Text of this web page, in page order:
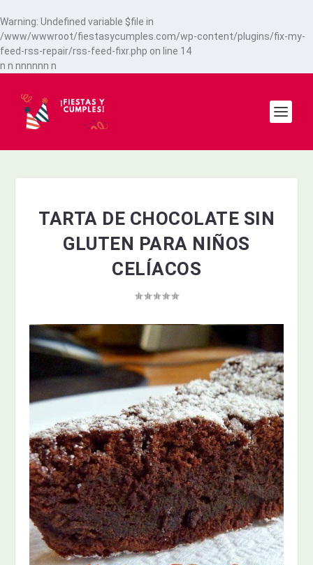
Warning: Undefined variable $file in
/www/wwwroot/fiestasycumples.com/wp-content/plugins/fix-my-
feed-rss-repair/rss-feed-fixr.php on line 14
n n nnnnnn n
TARTA DE CHOCOLATE SIN
GLUTEN PARA NIÑOS
CELÍACOS